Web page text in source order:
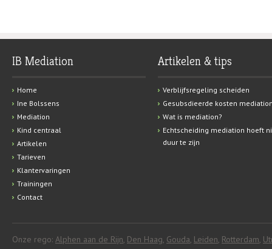
IB Mediation
Home
Ine Bolssens
Mediation
Kind centraal
Artikelen
Tarieven
Klantervaringen
Trainingen
Contact
Artikelen & tips
Verblijfsregeling scheiden
Gesubsdieerde kosten
Wat is mediation?
Echtscheiding mediation hoeft
duur te zijn
Onze rego: Alphen aan de Rijn, Den Haag, Gouda, Leiden, Rotterdam,